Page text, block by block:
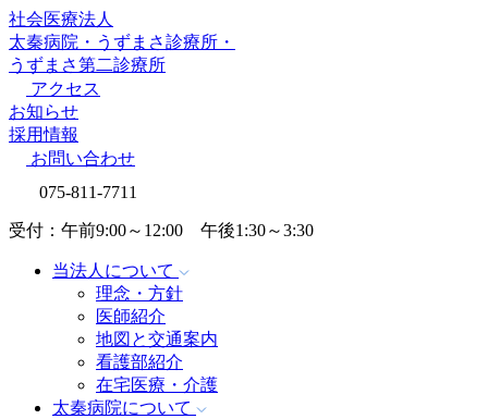
社会医療法人
太秦病院 ・ うずまさ診療所 ・
うずまさ第二診療所
アクセス
お知らせ
採用情報
お問い合わせ
075-811-7711
受付：午前9:00～12:00 午後1:30～3:30
当法人について
理念・方針
医師紹介
地図と交通案内
看護部紹介
在宅医療・介護
太秦病院について